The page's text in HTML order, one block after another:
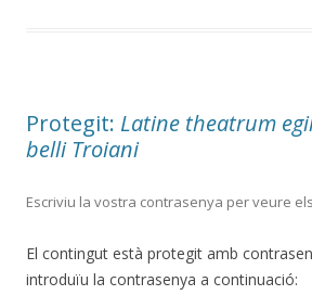
Protegit: Latine theatrum
belli Troiani
Escriviu la vostra contrasenya per veure
El contingut està protegit amb
introduïu la contrasenya a continuació: